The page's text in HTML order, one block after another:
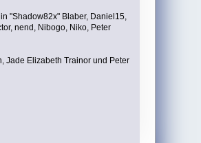
"Shadow82x" Blaber, Daniel15,
nend, Nibogo, Niko, Peter
Jade Elizabeth Trainor und Peter